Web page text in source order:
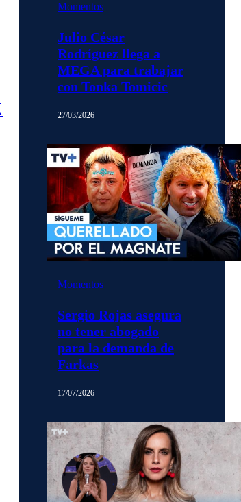
Momentos
Julio César
Rodríguez llega a
MEGA para trabajar
con Tonka Tomicic
27/03/2026
Momentos
Sergio Rojas asegura
no tener abogado
para la demanda de
Farkas
17/07/2026